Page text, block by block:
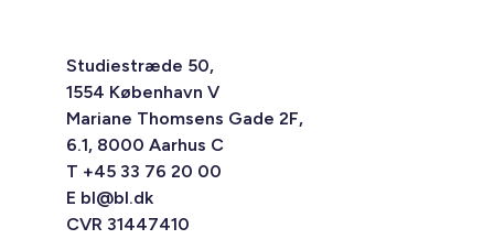
Studiestræde 50,
1554 København V
Mariane Thomsens Gade 2F,
6.1, 8000 Aarhus C
T +45 33 76 20 00
E bl@bl.dk
CVR 31447410